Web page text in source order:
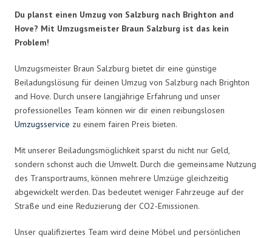
Du planst einen Umzug von Salzburg nach Brighton and
Hove? Mit Umzugsmeister Braun Salzburg ist das kein
Problem!
Umzugsmeister Braun Salzburg bietet dir eine günstige
Beiladungslösung für deinen Umzug von Salzburg nach Brighton
and Hove. Durch unsere langjährige Erfahrung und unser
professionelles Team können wir dir einen reibungslosen
Umzugsservice zu einem fairen Preis bieten.
Mit unserer Beiladungsmöglichkeit sparst du nicht nur Geld,
sondern schonst auch die Umwelt. Durch die gemeinsame Nutzung
des Transportraums, können mehrere Umzüge gleichzeitig
abgewickelt werden. Das bedeutet weniger Fahrzeuge auf der
Straße und eine Reduzierung der CO2-Emissionen.
Unser qualifiziertes Team wird deine Möbel und persönlichen